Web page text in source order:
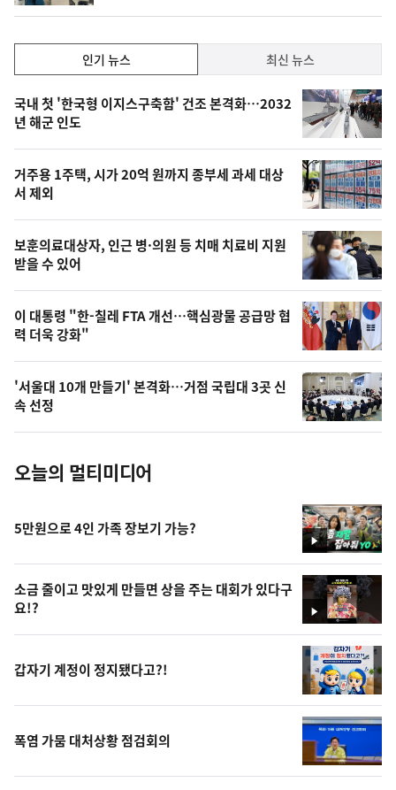
기,
최
신,
오
늘
의
영
상
오
늘
의
사
진
인기 뉴스 최신 뉴스
인
기
뉴
스
국내 첫 '한국형 이지스구축함' 건조 본격화…2032
년 해군 인도
거주용 1주택, 시가 20억 원까지 종부세 과세 대상
서 제외
보훈의료대상자, 인근 병·의원 등 치매 치료비 지원
받을 수 있어
이 대통령 "한-칠레 FTA 개선…핵심광물 공급망 협
력 더욱 강화"
'서울대 10개 만들기' 본격화…거점 국립대 3곳 신
속 선정
오늘의 멀티미디어
영
상
5만원으로 4인 가족 장보기 가능?
영
상
소금 줄이고 맛있게 만들면 상을 주는 대회가 있다구
요!?
갑자기 계정이 정지됐다고?!
폭염 가뭄 대처상황 점검회의